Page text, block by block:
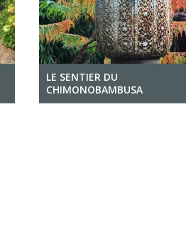
LE SENTIER DU
CHIMONOBAMBUSA